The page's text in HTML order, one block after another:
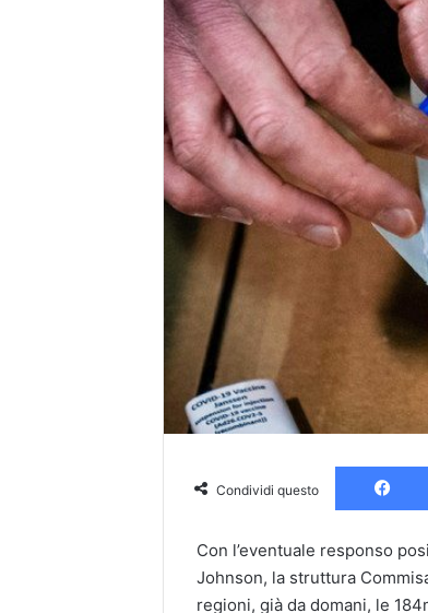
Condividi questo
Con l’eventuale responso
Johnson, la struttura
regioni, già da domani, le